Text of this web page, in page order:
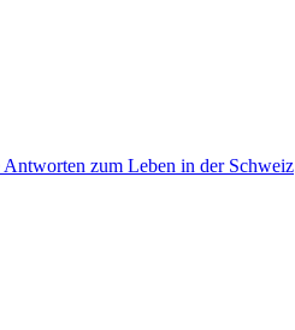
Antworten zum Leben in der Schweiz